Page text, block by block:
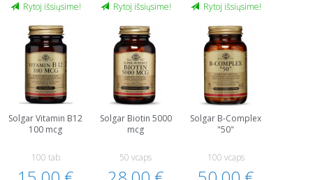
Rytoj išsiųsime! Rytoj išsiųsime! Rytoj išsiųsime!
Solgar Vitamin B12
100 mcg
100 tab
Solgar Biotin 5000
mcg
50 vcaps
Solgar B-Complex
"50"
100 vcaps